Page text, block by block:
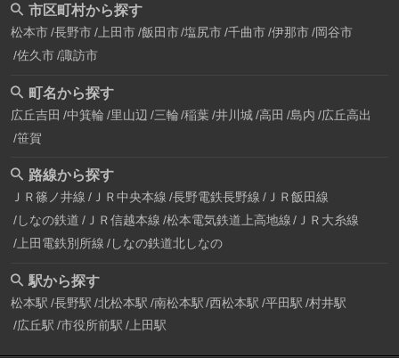
市区町村から探す
松本市 長野市 上田市 飯田市 塩尻市 千曲市 伊那市 岡谷市
佐久市 諏訪市
町名から探す
広丘吉田 中箕輪 里山辺 三輪 稲葉 井川城 高田 島内 広丘高出
笹賀
路線から探す
ＪＲ篠ノ井線 ＪＲ中央本線 長野電鉄長野線 ＪＲ飯田線
しなの鉄道 ＪＲ信越本線 松本電気鉄道上高地線
ＪＲ大糸線
上田電鉄別所線 しなの鉄道北しなの
駅から探す
松本駅 長野駅 北松本駅 南松本駅 西松本駅 平田駅 村井駅
広丘駅 市役所前駅 上田駅